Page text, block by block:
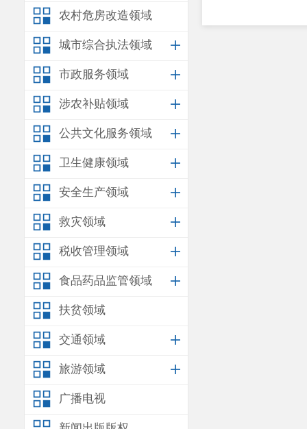
农村危房改造领域
城市综合执法领域
市政服务领域
涉农补贴领域
公共文化服务领域
卫生健康领域
安全生产领域
救灾领域
税收管理领域
食品药品监管领域
扶贫领域
交通领域
旅游领域
广播电视